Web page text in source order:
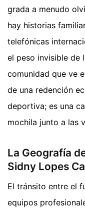
grada a menudo
hay historias
telefónicas
el peso invisible de
comunidad que ve
de una redención
deportiva; es una
mochila junto a las
La Geografía
Sidny Lopes
El tránsito entre el
equipos